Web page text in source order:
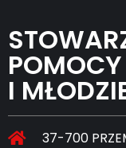
I
37-700